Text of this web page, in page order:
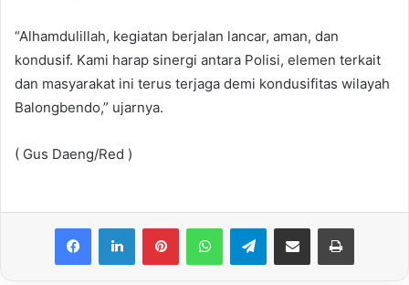
“Alhamdulillah, kegiatan berjalan lancar, aman, dan
kondusif. Kami harap sinergi antara Polisi, elemen terkait
dan masyarakat ini terus terjaga demi kondusifitas wilayah
Balongbendo,” ujarnya.
( Gus Daeng/Red )
Telegram